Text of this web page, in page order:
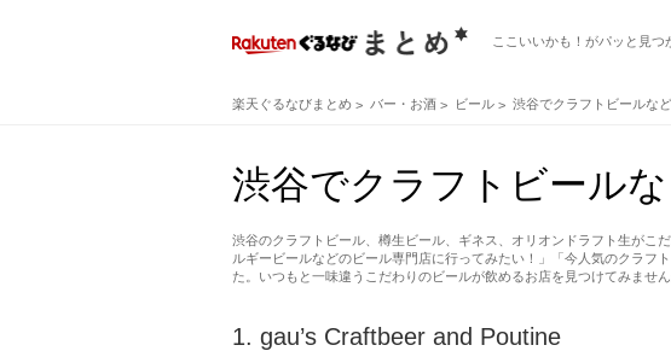
ここいいかも！がパッと見つ
楽天ぐるなびまとめ バー・お酒 ビール 渋谷でクラフトビールな
渋谷でクラフトビール
渋谷のクラフトビール、樽生ビール、ギネス、オリオンドラフト生がこ
ルギービールなどのビール専門店に行ってみたい！」「今人気のクラフ
た。いつもと一味違うこだわりのビールが飲めるお店を見つけてみません
1. gau’s Craftbeer and Poutine